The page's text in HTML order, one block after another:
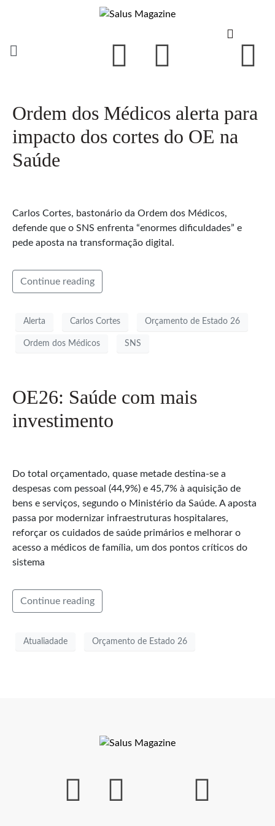
Ordem dos Médicos alerta para
impacto dos cortes do OE na
Saúde
Carlos Cortes, bastonário da Ordem dos Médicos,
defende que o SNS enfrenta “enormes dificuldades” e
pede aposta na transformação digital.
Continue reading
Alerta Carlos Cortes Orçamento de Estado 26
Ordem dos Médicos SNS
OE26: Saúde com mais
investimento
Do total orçamentado, quase metade destina-se a
despesas com pessoal (44,9%) e 45,7% à aquisição de
bens e serviços, segundo o Ministério da Saúde. A aposta
passa por modernizar infraestruturas hospitalares,
reforçar os cuidados de saúde primários e melhorar o
acesso a médicos de família, um dos pontos críticos do
sistema
Continue reading
Atualiadade Orçamento de Estado 26